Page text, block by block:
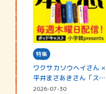
特集
ワクサカソウヘイさん ×
平井まさあきさん「スペ
シャ…
2026-07-30